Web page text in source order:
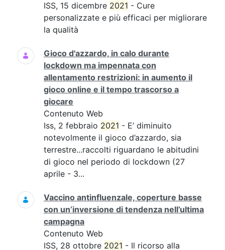
ISS, 15 dicembre 2021 - Cure
personalizzate e più efficaci per migliorare
la qualità
Gioco d'azzardo, in calo durante
lockdown ma impennata con
allentamento restrizioni: in aumento il
gioco online e il tempo trascorso a
giocare
Contenuto Web
Iss, 2 febbraio 2021 - E’ diminuito
notevolmente il gioco d’azzardo, sia
terrestre...raccolti riguardano le abitudini
di gioco nel periodo di lockdown (27
aprile - 3...
Vaccino antinfluenzale, coperture basse
con un’inversione di tendenza nell’ultima
campagna
Contenuto Web
ISS, 28 ottobre 2021 - Il ricorso alla